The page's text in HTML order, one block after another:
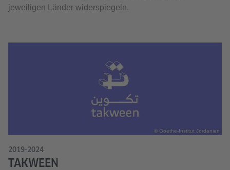
jeweiligen Länder widerspiegeln.
© Goethe-Institut Jordanien
2019-2024
TAKWEEN